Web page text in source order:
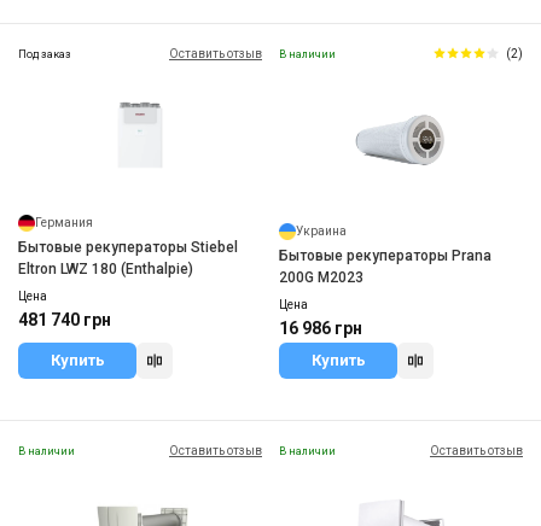
Под заказ Оставить отзыв
Германия
Бытовые рекуператоры Stiebel
Eltron LWZ 180 (Enthalpie)
Цена
481 740 грн
Купить
В наличии (2)
Украина
Бытовые рекуператоры Prana
200G M2023
Цена
16 986 грн
Купить
В наличии Оставить отзыв В наличии Оставить отзыв